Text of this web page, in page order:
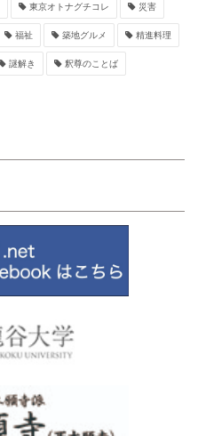
東京オトナグチコレ 災害
福祉 築地グルメ 精進料理
謎解き 釈尊のことば